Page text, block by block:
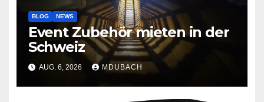
BLOG NEWS
Event Zubehör mieten in der
Schweiz
AUG. 6, 2026 MDUBACH